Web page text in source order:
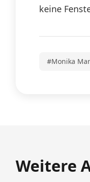
keine
#Monika
Weitere